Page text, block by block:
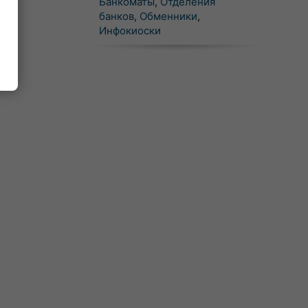
банков, Обменники,
Инфокиоски